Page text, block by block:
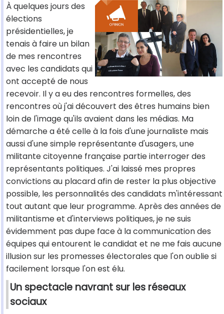
À quelques jours des
élections
présidentielles, je
tenais à faire un bilan
de mes rencontres
avec les candidats qui
ont accepté de nous
recevoir. Il y a eu des rencontres formelles, des
rencontres où j'ai découvert des êtres humains bien
loin de l'image qu'ils avaient dans les médias. Ma
démarche a été celle à la fois d'une journaliste mais
aussi d'une simple représentante d'usagers, une
militante citoyenne française partie interroger des
représentants politiques. J'ai laissé mes propres
convictions au placard afin de rester la plus objective
possible, les personnalités des candidats m'intéressant
tout autant que leur programme. Après des années de
militantisme et d'interviews politiques, je ne suis
évidemment pas dupe face à la communication des
équipes qui entourent le candidat et ne me fais aucune
illusion sur les promesses électorales que l'on oublie si
facilement lorsque l'on est élu.
Un spectacle navrant sur les réseaux
sociaux